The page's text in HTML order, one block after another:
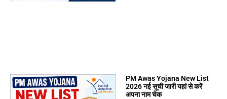
PM Awas Yojana New List
2026 नई सूची जारी यहां से करें
अपना नाम चेक